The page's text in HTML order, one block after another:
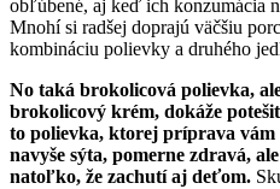
obľúbené, aj keď ich konzumácia
Mnohí si radšej doprajú väčšiu
kombináciu polievky a druhého
No taká brokolicová polievka,
brokolicový krém, dokáže
to polievka, ktorej príprava vám
navyše sýta, pomerne zdravá,
natoľko, že zachutí aj deťom.